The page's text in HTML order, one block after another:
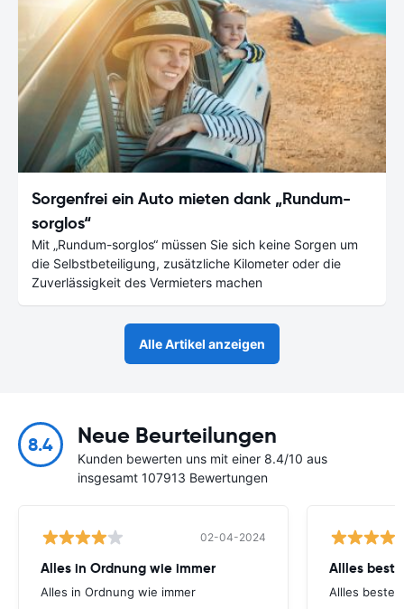
Sorgenfrei ein Auto mieten dank „Rundum-
sorglos“
Mit „Rundum-sorglos“ müssen Sie sich keine Sorgen um
die Selbstbeteiligung, zusätzliche Kilometer oder die
Zuverlässigkeit des Vermieters machen
Alle Artikel anzeigen
8.4 Neue Beurteilungen
Kunden bewerten uns mit einer 8.4/10 aus
insgesamt 107913 Bewertungen
02-04-2024
Alles in Ordnung wie immer
Alles in Ordnung wie immer
Allles
Allles